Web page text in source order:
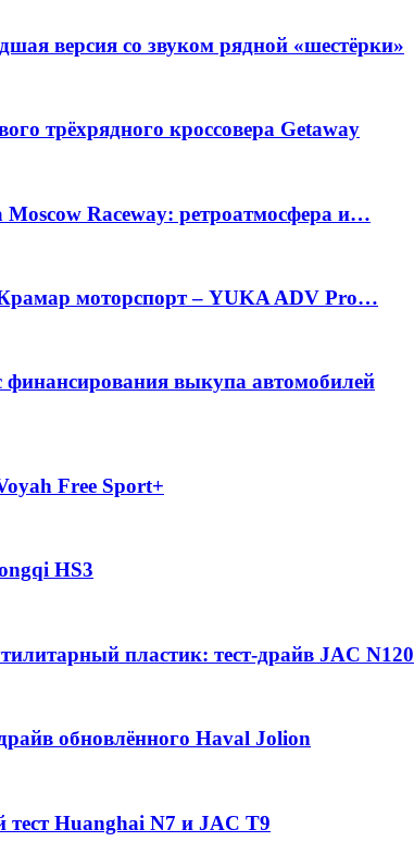
версия со звуком рядной «шестёрки»
трёхрядного кроссовера Getaway
Raceway: ретроатмосфера и…
моторспорт – YUKA ADV Pro…
финансирования выкупа автомобилей
Free Sport+
HS3
пластик: тест-драйв JAC N120
обновлённого Haval Jolion
тест Huanghai N7 и JAC T9